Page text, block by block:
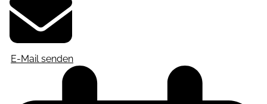
E-Mail senden